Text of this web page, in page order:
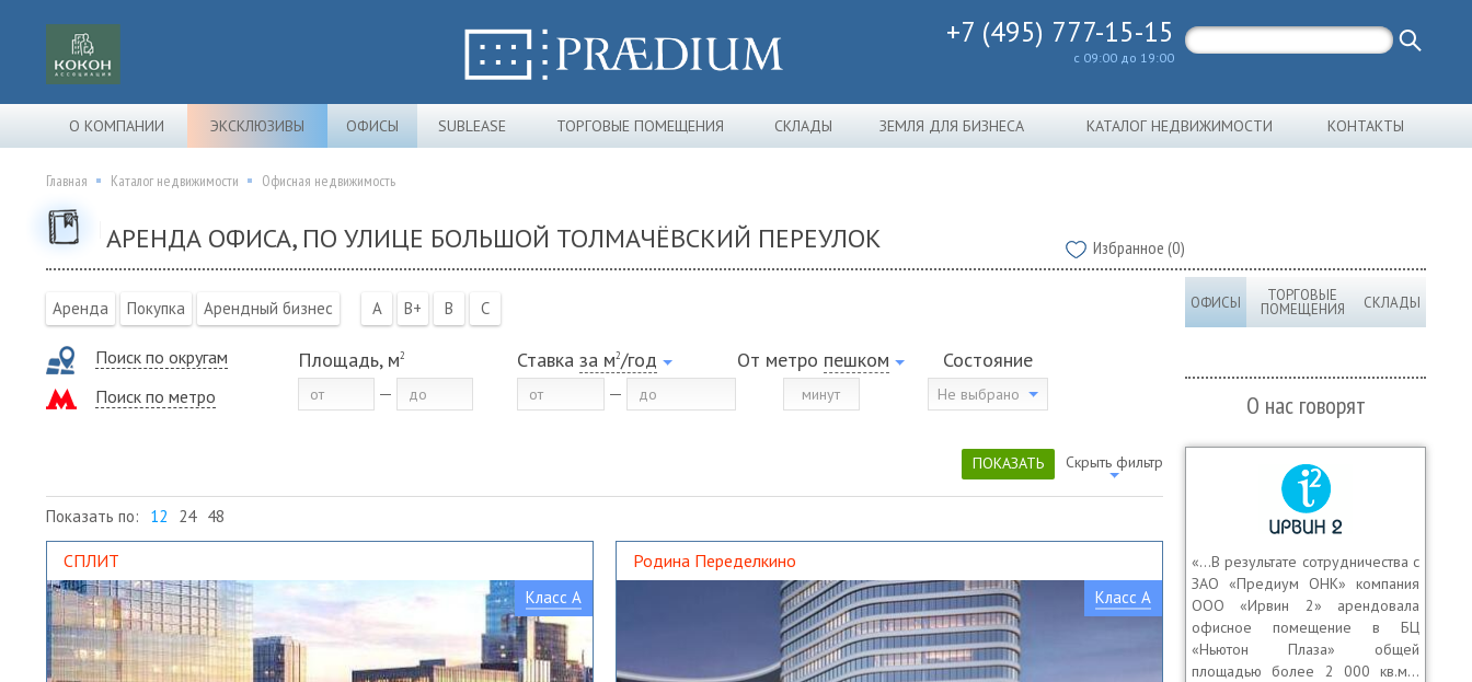
+7 (495) 777-15-15
с 09:00 до 19:00
О КОМПАНИИ ЭКСКЛЮЗИВЫ ОФИСЫ SUBLEASE ТОРГОВЫЕ ПОМЕЩЕНИЯ СКЛАДЫ ЗЕМЛЯ ДЛЯ БИЗНЕСА КАТАЛОГ НЕДВИЖИМОСТИ КОНТАКТЫ
Главная Каталог недвижимости Офисная недвижимость
АРЕНДА ОФИСА, ПО УЛИЦЕ БОЛЬШОЙ ТОЛМАЧЁВСКИЙ ПЕРЕУЛОК Избранное (0)
Аренда Покупка Арендный бизнес A B+ B C
Поиск по округам
Поиск по метро
Площадь, м2 Ставка за м2/год От метро пешком Состояние
Не выбрано
ПОКАЗАТЬ Скрыть фильтр
Показать по: 12 24 48
СПЛИТ
Класс A
Родина Переделкино
Класс A
ОФИСЫ ТОРГОВЫЕ
ПОМЕЩЕНИЯ СКЛАДЫ
О нас говорят
«…В результате сотрудничества с
ЗАО «Предиум ОНК» компания
ООО «Ирвин 2» арендовала
офисное помещение в БЦ
«Ньютон Плаза» общей
площадью более 2 000 кв.м…